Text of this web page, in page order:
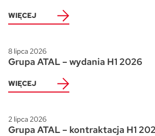
WIĘCEJ
8 lipca 2026
Grupa ATAL – wydania H1 2026
WIĘCEJ
2 lipca 2026
Grupa ATAL – kontraktacja H1